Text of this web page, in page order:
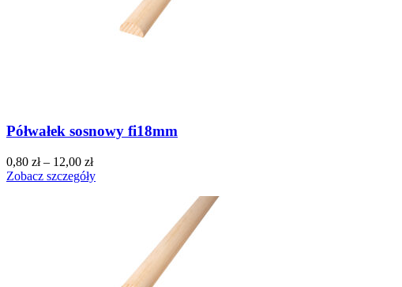
Półwałek sosnowy fi18mm
0,80 zł– 12,00 zł
Zobacz szczegóły